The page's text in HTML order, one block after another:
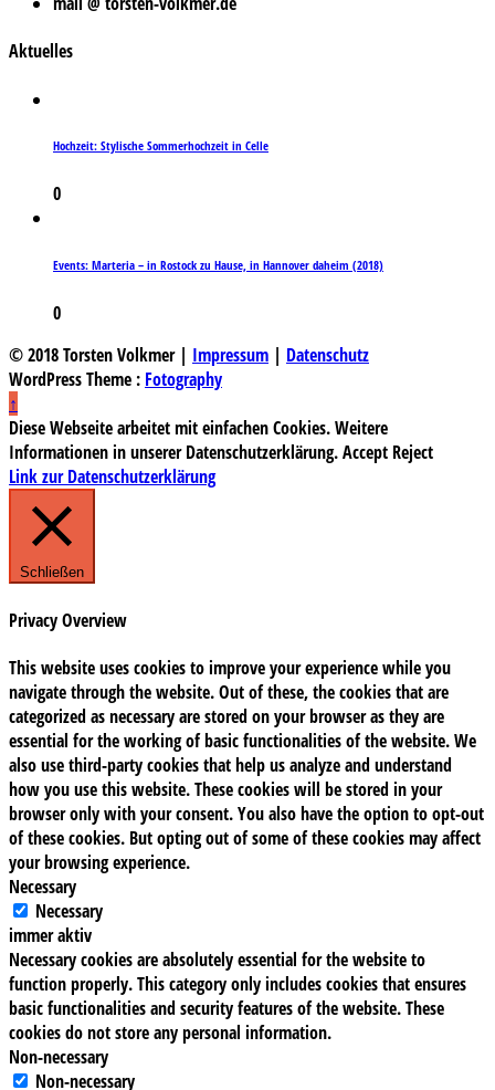
Aktuelles
Hochzeit: Stylische Sommerhochzeit in Celle
0
Events: Marteria – in Rostock zu Hause, in Hannover daheim (2018)
0
© 2018 Torsten Volkmer | Impressum | Datenschutz
WordPress Theme : Fotography
↑
Diese Webseite arbeitet mit einfachen Cookies. Weitere
Informationen in unserer Datenschutzerklärung.Accept Reject
Link zur Datenschutzerklärung
Schließen
Privacy Overview
This website uses cookies to improve your experience while you
navigate through the website. Out of these, the cookies that are
categorized as necessary are stored on your browser as they are
essential for the working of basic functionalities of the website. We
also use third-party cookies that help us analyze and understand
how you use this website. These cookies will be stored in your
browser only with your consent. You also have the option to opt-out
of these cookies. But opting out of some of these cookies may affect
your browsing experience.
Necessary
Necessary
immer aktiv
Necessary cookies are absolutely essential for the website to
function properly. This category only includes cookies that ensures
basic functionalities and security features of the website. These
cookies do not store any personal information.
Non-necessary
Non-necessary